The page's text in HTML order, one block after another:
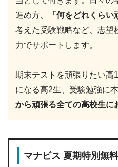
進め方、
「何をどれくらい
考えた受験戦略など、志望
力でサポートします。
期末テストを頑張りたい高
になる高2生、受験勉強に
から頑張る全ての高校生に
マナビス 夏期特別無